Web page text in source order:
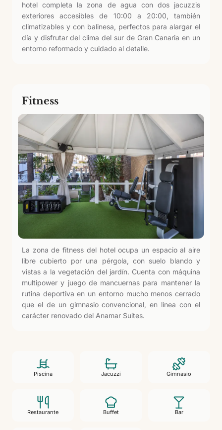
hotel completa la zona de agua con dos jacuzzis
exteriores accesibles de 10:00 a 20:00, también
climatizables y con balinesa, perfectos para alargar el
día y disfrutar del clima del sur de Gran Canaria en un
entorno reformado y cuidado al detalle.
Fitness
La zona de fitness del hotel ocupa un espacio al aire
libre cubierto por una pérgola, con suelo blando y
vistas a la vegetación del jardín. Cuenta con máquina
multipower y juego de mancuernas para mantener la
rutina deportiva en un entorno mucho menos cerrado
que el de un gimnasio convencional, en línea con el
carácter renovado del Anamar Suites.
Piscina Jacuzzi Gimnasio
Restaurante Buffet Bar